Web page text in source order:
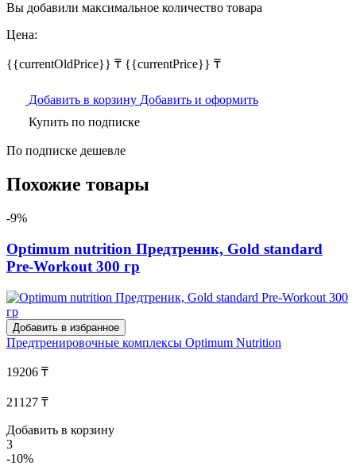
Вы добавили максимальное количество товара
Цена:
{{currentOldPrice}} ₸ {{currentPrice}} ₸
Добавить в корзину Добавить и оформить
Купить по подписке
По подписке дешевле
Похожие товары
-9%
Optimum nutrition Предтреник, Gold standard
Pre-Workout 300 гр
Добавить в избранное
Предтренировочные комплексы Optimum Nutrition
19206 ₸
21127 ₸
Добавить в корзину
3
-10%